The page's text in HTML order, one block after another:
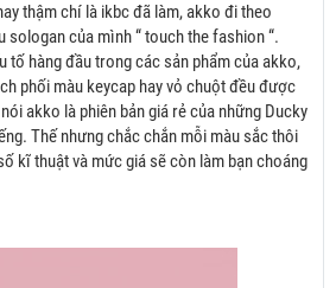
thậm chí là ikbc đã làm, akko đi theo
sologan của mình “ touch the fashion “.
tố hàng đầu trong các sản phẩm của akko,
phối màu keycap hay vỏ chuột đều được
akko là phiên bản giá rẻ của những Ducky
Thế nhưng chắc chắn mỗi màu sắc thôi
kĩ thuật và mức giá sẽ còn làm bạn choáng